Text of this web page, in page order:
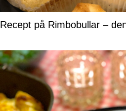
Recept på Rimbobullar –